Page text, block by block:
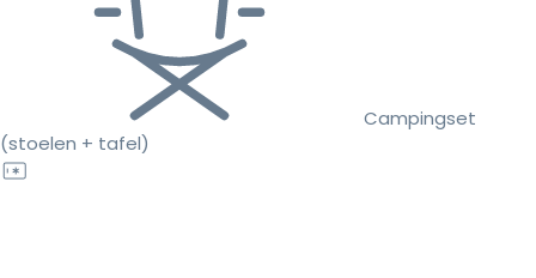
Campingset
(stoelen + tafel)